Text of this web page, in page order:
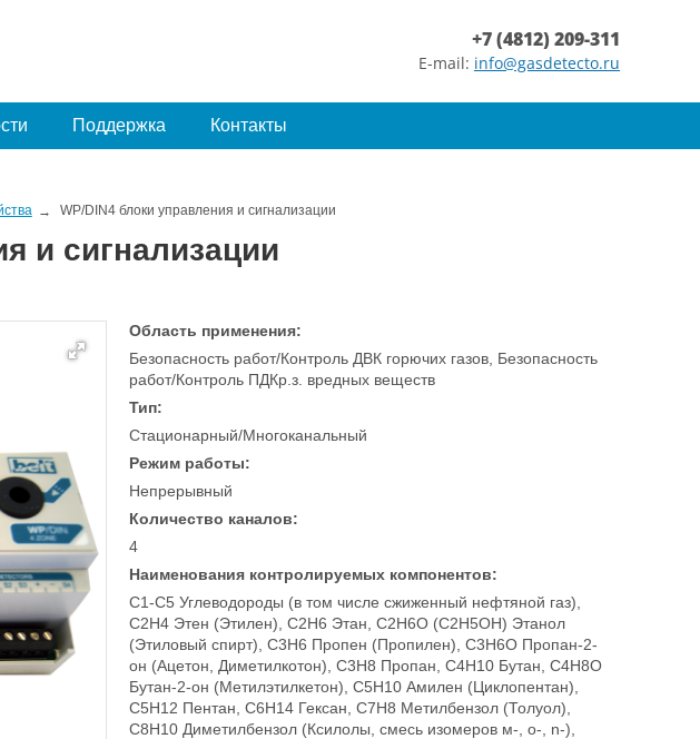
+7 (4812) 209-311
E-mail: info@gasdetecto.ru
Поддержка Контакты
WP/DIN4 блоки управления и сигнализации
и сигнализации
Область применения:
Безопасность работ/Контроль ДВК горючих газов, Безопасность
работ/Контроль ПДКр.з. вредных веществ
Тип:
Стационарный/Многоканальный
Режим работы:
Непрерывный
Количество каналов:
4
Наименования контролируемых компонентов:
C1-C5 Углеводороды (в том числе сжиженный нефтяной газ),
C2H4 Этен (Этилен), C2H6 Этан, C2H6O (C2H5OH) Этанол
(Этиловый спирт), C3H6 Пропен (Пропилен), C3H6O Пропан-2-
он (Ацетон, Диметилкотон), C3H8 Пропан, C4H10 Бутан, C4H8O
Бутан-2-он (Метилэтилкетон), C5H10 Амилен (Циклопентан),
C5H12 Пентан, C6H14 Гексан, C7H8 Метилбензол (Толуол),
C8H10 Диметилбензол (Ксилолы, смесь изомеров м-, o-, n-),